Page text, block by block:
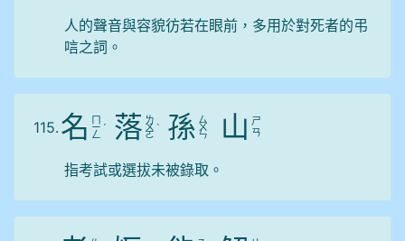
人的聲音與容貌彷若在眼前，多用於對死者的弔
唁之詞。
115. 名 ㄇ
ㄧ
ㄥ
ˊ 落 ㄌ
ㄨ
ㄛ
ˋ 孫 ㄙ
ㄨ
ㄣ 山 ㄕ
ㄢ
指考試或選拔未被錄取。